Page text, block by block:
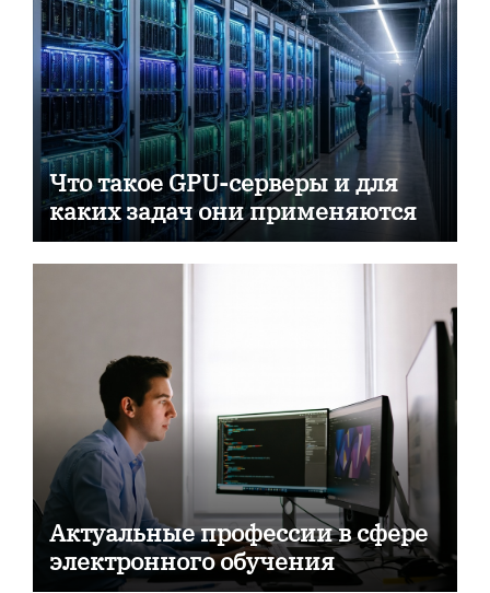
Что такое GPU-серверы и для
каких задач они применяются
Актуальные профессии в сфере
электронного обучения